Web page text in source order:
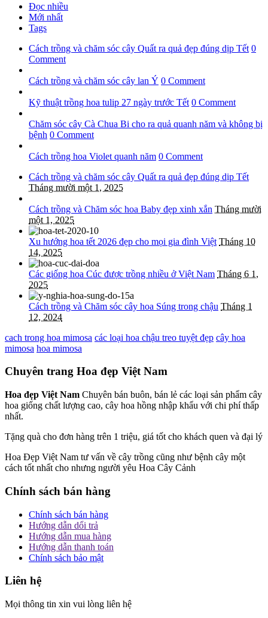
Đọc nhiều
Mới nhất
Tags
Cách trồng và chăm sóc cây Quất ra quả đẹp đúng dịp Tết 0
Comment
Cách trồng và chăm sóc cây lan Ý 0 Comment
Kỹ thuật trồng hoa tulip 27 ngày trước Tết 0 Comment
Chăm sóc cây Cà Chua Bi cho ra quả quanh năm và không bị
bệnh 0 Comment
Cách trồng hoa Violet quanh năm 0 Comment
Cách trồng và chăm sóc cây Quất ra quả đẹp đúng dịp Tết
Tháng mười một 1, 2025
Cách trồng và Chăm sóc hoa Baby đẹp xinh xắn Tháng mười
một 1, 2025
Xu hướng hoa tết 2026 đẹp cho mọi gia đình Việt Tháng 10
14, 2025
Các giống hoa Cúc được trồng nhiều ở Việt Nam Tháng 6 1,
2025
Cách trồng và Chăm sóc cây hoa Súng trong chậu Tháng 1
12, 2024
cach trong hoa mimosa các loại hoa chậu treo tuyệt đẹp cây hoa
mimosa hoa mimosa
Chuyên trang Hoa đẹp Việt Nam
Hoa đẹp Việt Nam Chuyên bán buôn, bán lẻ các loại sản phẩm cây
hoa giống chất lượng cao, cây hoa hồng nhập khẩu với chi phí thấp
nhất.
Tặng quà cho đơn hàng trên 1 triệu, giá tốt cho khách quen và đại lý
Hoa Đẹp Việt Nam tư vấn về cây trồng cũng như bệnh cây một
cách tốt nhất cho nhưng người yêu Hoa Cây Cảnh
Chính sách bán hàng
Chính sách bán hàng
Hướng dẫn dổi trả
Hướng dẫn mua hàng
Hướng dẫn thanh toán
Chính sách bảo mật
Liên hệ
Mọi thông tin xin vui lòng liên hệ